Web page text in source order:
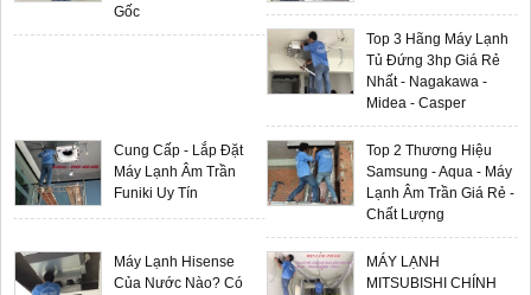
Gốc
Top 3 Hãng Máy Lạnh
Tủ Đứng 3hp Giá Rẻ
Nhất - Nagakawa -
Midea - Casper
Cung Cấp - Lắp Đặt
Máy Lạnh Âm Trần
Funiki Uy Tín
Top 2 Thương Hiệu
Samsung - Aqua - Máy
Lạnh Âm Trần Giá Rẻ -
Chất Lượng
Máy Lạnh Hisense
Của Nước Nào? Có
MÁY LẠNH
MITSUBISHI CHÍNH